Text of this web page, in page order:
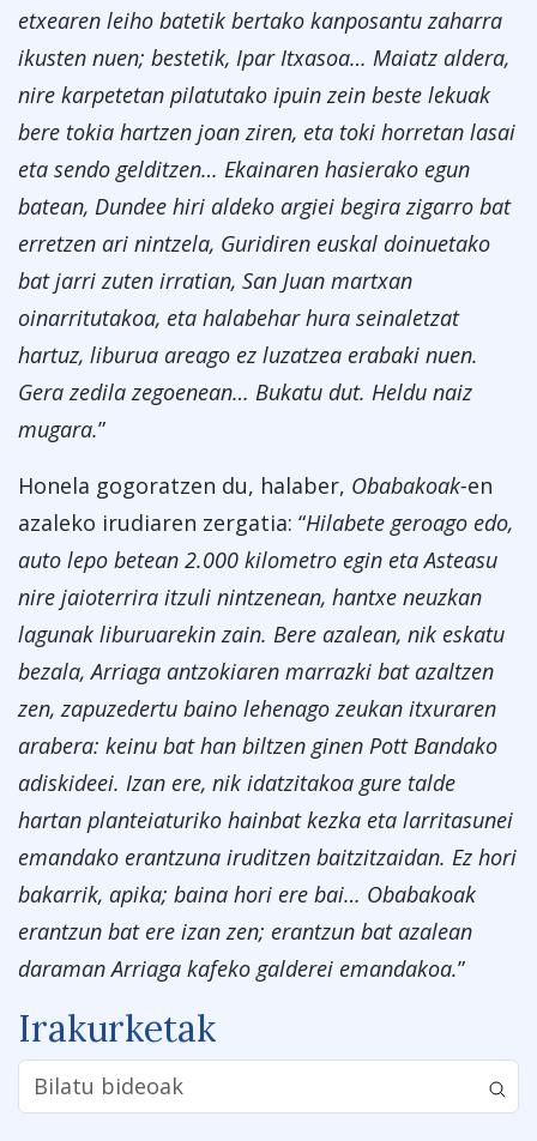
etxearen leiho batetik bertako kanposantu zaharra
ikusten nuen; bestetik, Ipar Itxasoa… Maiatz aldera,
nire karpetetan pilatutako ipuin zein beste lekuak
bere tokia hartzen joan ziren, eta toki horretan lasai
eta sendo gelditzen… Ekainaren hasierako egun
batean, Dundee hiri aldeko argiei begira zigarro bat
erretzen ari nintzela, Guridiren euskal doinuetako
bat jarri zuten irratian, San Juan martxan
oinarritutakoa, eta halabehar hura seinaletzat
hartuz, liburua areago ez luzatzea erabaki nuen.
Gera zedila zegoenean… Bukatu dut. Heldu naiz
mugara.”
Honela gogoratzen du, halaber, Obabakoak-en
azaleko irudiaren zergatia: “Hilabete geroago edo,
auto lepo betean 2.000 kilometro egin eta Asteasu
nire jaioterrira itzuli nintzenean, hantxe neuzkan
lagunak liburuarekin zain. Bere azalean, nik eskatu
bezala, Arriaga antzokiaren marrazki bat azaltzen
zen, zapuzedertu baino lehenago zeukan itxuraren
arabera: keinu bat han biltzen ginen Pott Bandako
adiskideei. Izan ere, nik idatzitakoa gure talde
hartan planteiaturiko hainbat kezka eta larritasunei
emandako erantzuna iruditzen baitzitzaidan. Ez hori
bakarrik, apika; baina hori ere bai… Obabakoak
erantzun bat ere izan zen; erantzun bat azalean
daraman Arriaga kafeko galderei emandakoa.”
Irakurketak